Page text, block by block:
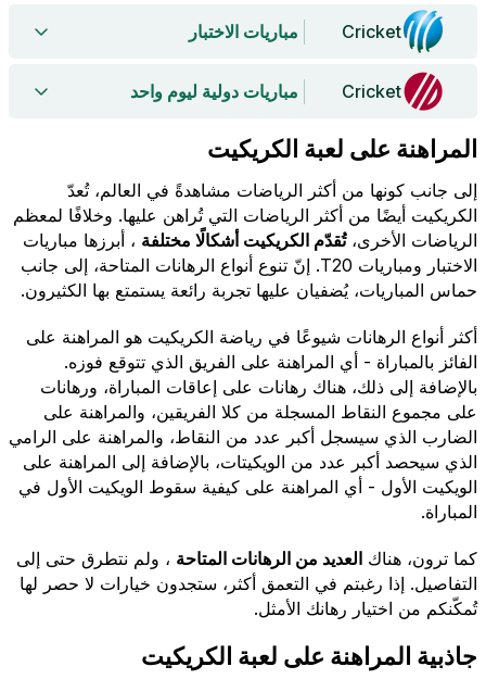
Cricket مباريات الاختبار
Cricket مباريات دولية ليوم واحد
المراهنة على لعبة الكريكيت
إلى جانب كونها من أكثر الرياضات مشاهدةً في العالم، تُعدّ
الكريكيت أيضًا من أكثر الرياضات التي تُراهن عليها. وخلافًا لمعظم
الرياضات الأخرى،تُقدّم الكريكيت أشكالًا مختلفة، أبرزها مباريات
الاختبار ومباريات T20. إنّ تنوع أنواع الرهانات المتاحة، إلى جانب
حماس المباريات، يُضفيان عليها تجربة رائعة يستمتع بها الكثيرون.
أكثر أنواع الرهانات شيوعًا في رياضة الكريكيت هو المراهنة على
الفائز بالمباراة - أي المراهنة على الفريق الذي تتوقع فوزه.
بالإضافة إلى ذلك، هناك رهانات على إعاقات المباراة، ورهانات
على مجموع النقاط المسجلة من كلا الفريقين، والمراهنة على
الضارب الذي سيسجل أكبر عدد من النقاط، والمراهنة على الرامي
الذي سيحصد أكبر عدد من الويكيتات، بالإضافة إلى المراهنة على
الويكيت الأول - أي المراهنة على كيفية سقوط الويكيت الأول في
المباراة.
كما ترون، هناكالعديد من الرهانات المتاحة، ولم نتطرق حتى إلى
التفاصيل. إذا رغبتم في التعمق أكثر، ستجدون خيارات لا حصر لها
تُمكّنكم من اختيار رهانك الأمثل.
جاذبية المراهنة على لعبة الكريكيت